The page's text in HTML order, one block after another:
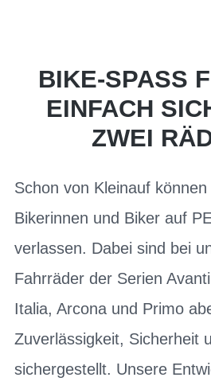
BIKE-SPASS
INFACH
WEI
Schon von Kleinauf
Bikerinnen und Biker auf
verlassen. Dabei sind bei
Fahrräder der Serien
Italia, Arcona und Primo
Zuverlässigkeit, Sicherheit
sichergestellt. Unsere